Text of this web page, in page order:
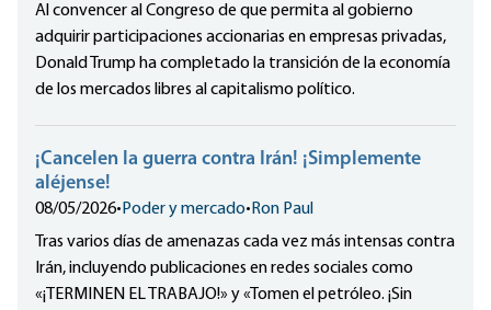
Al convencer al Congreso de que permita al gobierno
adquirir participaciones accionarias en empresas privadas,
Donald Trump ha completado la transición de la economía
de los mercados libres al capitalismo político.
¡Cancelen la guerra contra Irán! ¡Simplemente
aléjense!
08/05/2026•Poder y mercado•Ron Paul
Tras varios días de amenazas cada vez más intensas contra
Irán, incluyendo publicaciones en redes sociales como
«¡TERMINEN EL TRABAJO!» y «Tomen el petróleo. ¡Sin